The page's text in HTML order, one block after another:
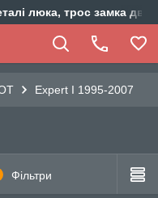
люка, трос замка
Expert I 1995-2007
Фільтри